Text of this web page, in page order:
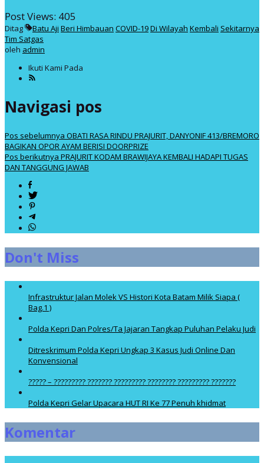
Post Views: 405
Ditag Batu Aji Beri Himbauan COVID-19Di Wilayah Kembali Sekitarnya
Tim Satgas
oleh admin
Ikuti Kami Pada
Navigasi pos
Pos sebelumnya OBATI RASA RINDU PRAJURIT, DANYONIF 413/BREMORO
BAGIKAN OPOR AYAM BERISI DOORPRIZE
Pos berikutnya PRAJURIT KODAM BRAWIJAYA KEMBALI HADAPI TUGAS
DAN TANGGUNG JAWAB
Don't Miss
Infrastruktur Jalan Molek VS Histori Kota Batam Milik Siapa (
Bag.1 )
Polda Kepri Dan Polres/Ta Jajaran Tangkap Puluhan Pelaku Judi
Ditreskrimum Polda Kepri Ungkap 3 Kasus Judi Online Dan
Konvensional
????? – ????????? ??????? ????????? ???????? ????????? ???????
Polda Kepri Gelar Upacara HUT RI Ke 77 Penuh khidmat
Komentar